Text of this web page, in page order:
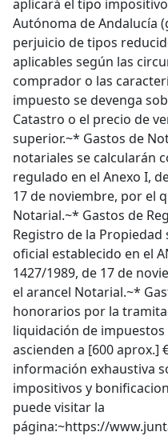
aplicará el tipo
Autónoma de Andalucía
perjuicio de tipos
aplicables según las
comprador o las
impuesto se devenga
Catastro o el precio de
superior.~* Gastos de
notariales se calcularán
regulado en el Anexo I,
17 de noviembre, por el
Notarial.~* Gastos de
Registro de la
oficial establecido en el
1427/1989, de 17 de
el arancel Notarial.~*
honorarios por la
liquidación de
ascienden a [600 aprox.]
información exhaustiva
impositivos y
puede visitar la
página:~https://